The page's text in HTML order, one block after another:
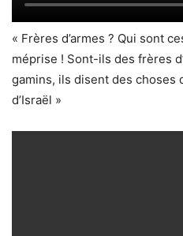
« Frères d’armes ? Qui sont
méprise ! Sont-ils des frères
gamins, ils disent des choses
d’Israël »